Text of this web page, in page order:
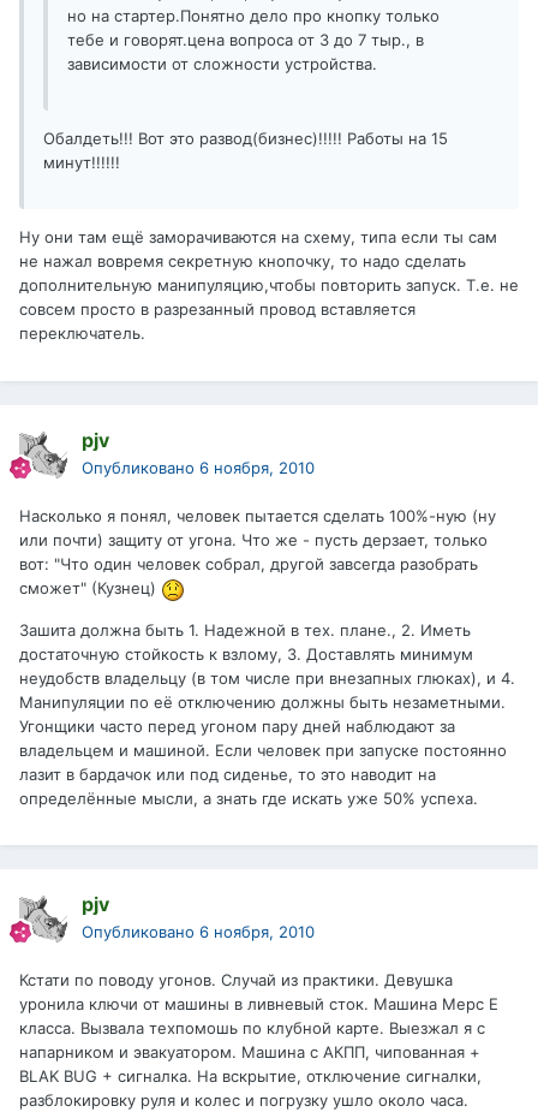
но на стартер.Понятно дело про кнопку только
тебе и говорят.цена вопроса от 3 до 7 тыр., в
зависимости от сложности устройства.
Обалдеть!!! Вот это развод(бизнес)!!!!! Работы на 15
минут!!!!!!
Ну они там ещё заморачиваются на схему, типа если ты сам
не нажал вовремя секретную кнопочку, то надо сделать
дополнительную манипуляцию,чтобы повторить запуск. Т.е. не
совсем просто в разрезанный провод вставляется
переключатель.
pjv
Опубликовано 6 ноября, 2010
Насколько я понял, человек пытается сделать 100%-ную (ну
или почти) защиту от угона. Что же - пусть дерзает, только
вот: "Что один человек собрал, другой завсегда разобрать
сможет" (Кузнец)
Зашита должна быть 1. Надежной в тех. плане., 2. Иметь
достаточную стойкость к взлому, 3. Доставлять минимум
неудобств владельцу (в том числе при внезапных глюках), и 4.
Манипуляции по её отключению должны быть незаметными.
Угонщики часто перед угоном пару дней наблюдают за
владельцем и машиной. Если человек при запуске постоянно
лазит в бардачок или под сиденье, то это наводит на
определённые мысли, а знать где искать уже 50% успеха.
pjv
Опубликовано 6 ноября, 2010
Кстати по поводу угонов. Случай из практики. Девушка
уронила ключи от машины в ливневый сток. Машина Мерс Е
класса. Вызвала техпомошь по клубной карте. Выезжал я с
напарником и эвакуатором. Машина с АКПП, чипованная +
BLAK BUG + сигналка. На вскрытие, отключение сигналки,
разблокировку руля и колес и погрузку ушло около часа.